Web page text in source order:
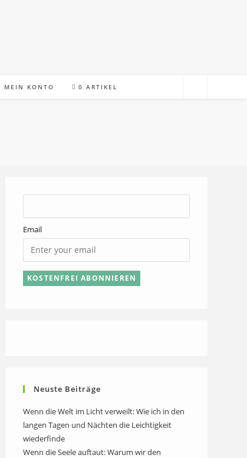
MEIN KONTO 0 ARTIKEL
Email
Neuste Beiträge
Wenn die Welt im Licht verweilt: Wie ich in den
langen Tagen und Nächten die Leichtigkeit
wiederfinde
Wenn die Seele auftaut: Warum wir den